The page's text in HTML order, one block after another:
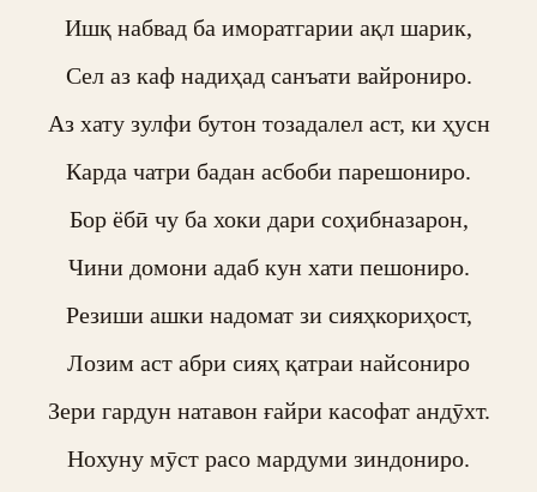
Ишқ набвад ба иморатгарии ақл шарик,
Сел аз каф надиҳад санъати вайрониро.
Аз хату зулфи бутон тозадалел аст, ки ҳусн
Карда чатри бадан асбоби парешониро.
Бор ёбӣ чу ба хоки дари соҳибназарон,
Чини домони адаб кун хати пешониро.
Резиши ашки надомат зи сияҳкориҳост,
Лозим аст абри сияҳ қатраи найсониро
Зери гардун натавон ғайри касофат андӯхт.
Нохуну мӯст расо мардуми зиндониро.